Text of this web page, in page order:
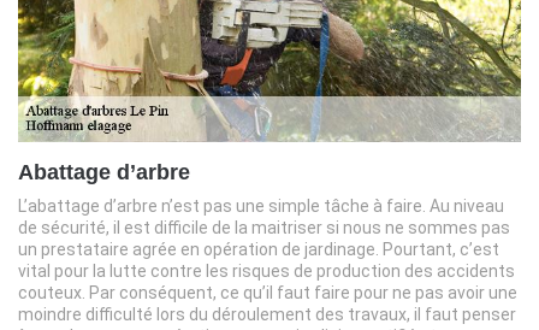
Abattage d’arbre
L’abattage d’arbre n’est pas une simple tâche à faire. Au niveau
de sécurité, il est difficile de la maitriser si nous ne sommes pas
un prestataire agrée en opération de jardinage. Pourtant, c’est
vital pour la lutte contre les risques de production des accidents
couteux. Par conséquent, ce qu’il faut faire pour ne pas avoir une
moindre difficulté lors du déroulement des travaux, il faut penser